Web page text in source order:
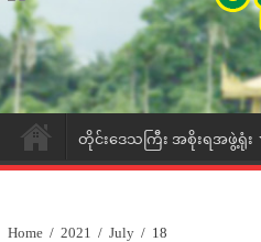
တိုင်းဒေသကြီး အစိုးရအဖွဲ့ရုံး
Home / 2021 / July / 18